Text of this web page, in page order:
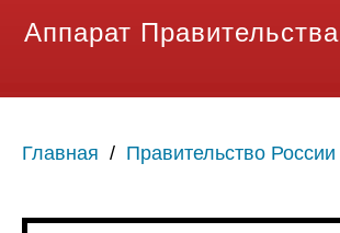
Аппарат Правительства
Главная / Правительство России